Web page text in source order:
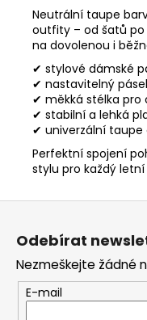
Neutrální taupe
outfity – od šatů po
na dovolenou i
✔ stylové dámské
✔ nastavitelný
✔ měkká stélka pro
✔ stabilní a lehká
✔ univerzální taupe
Perfektní spojení
stylu pro každý letní
Z
Odebírat
Nezmeškejte žádné
E-mail